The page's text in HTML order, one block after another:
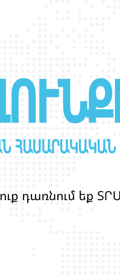
ոք դառնոմ եք ՏՐ